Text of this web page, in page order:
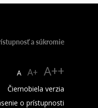
a súkromie
A A+ A++
Čiernobiela verzia
o prístupnosti